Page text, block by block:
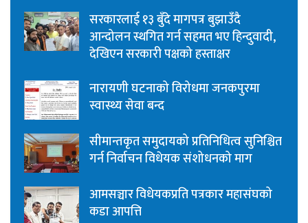
सरकारलाई १३ बुँदे मागपत्र बुझाउँदै
आन्दोलन स्थगित गर्न सहमत भए हिन्दुवादी,
देखिएन सरकारी पक्षको हस्ताक्षर
नारायणी घटनाको विरोधमा जनकपुरमा
स्वास्थ्य सेवा बन्द
सीमान्तकृत समुदायको प्रतिनिधित्व सुनिश्चित
गर्न निर्वाचन विधेयक संशोधनको माग
आमसञ्चार विधेयकप्रति पत्रकार महासंघको
कडा आपत्ति